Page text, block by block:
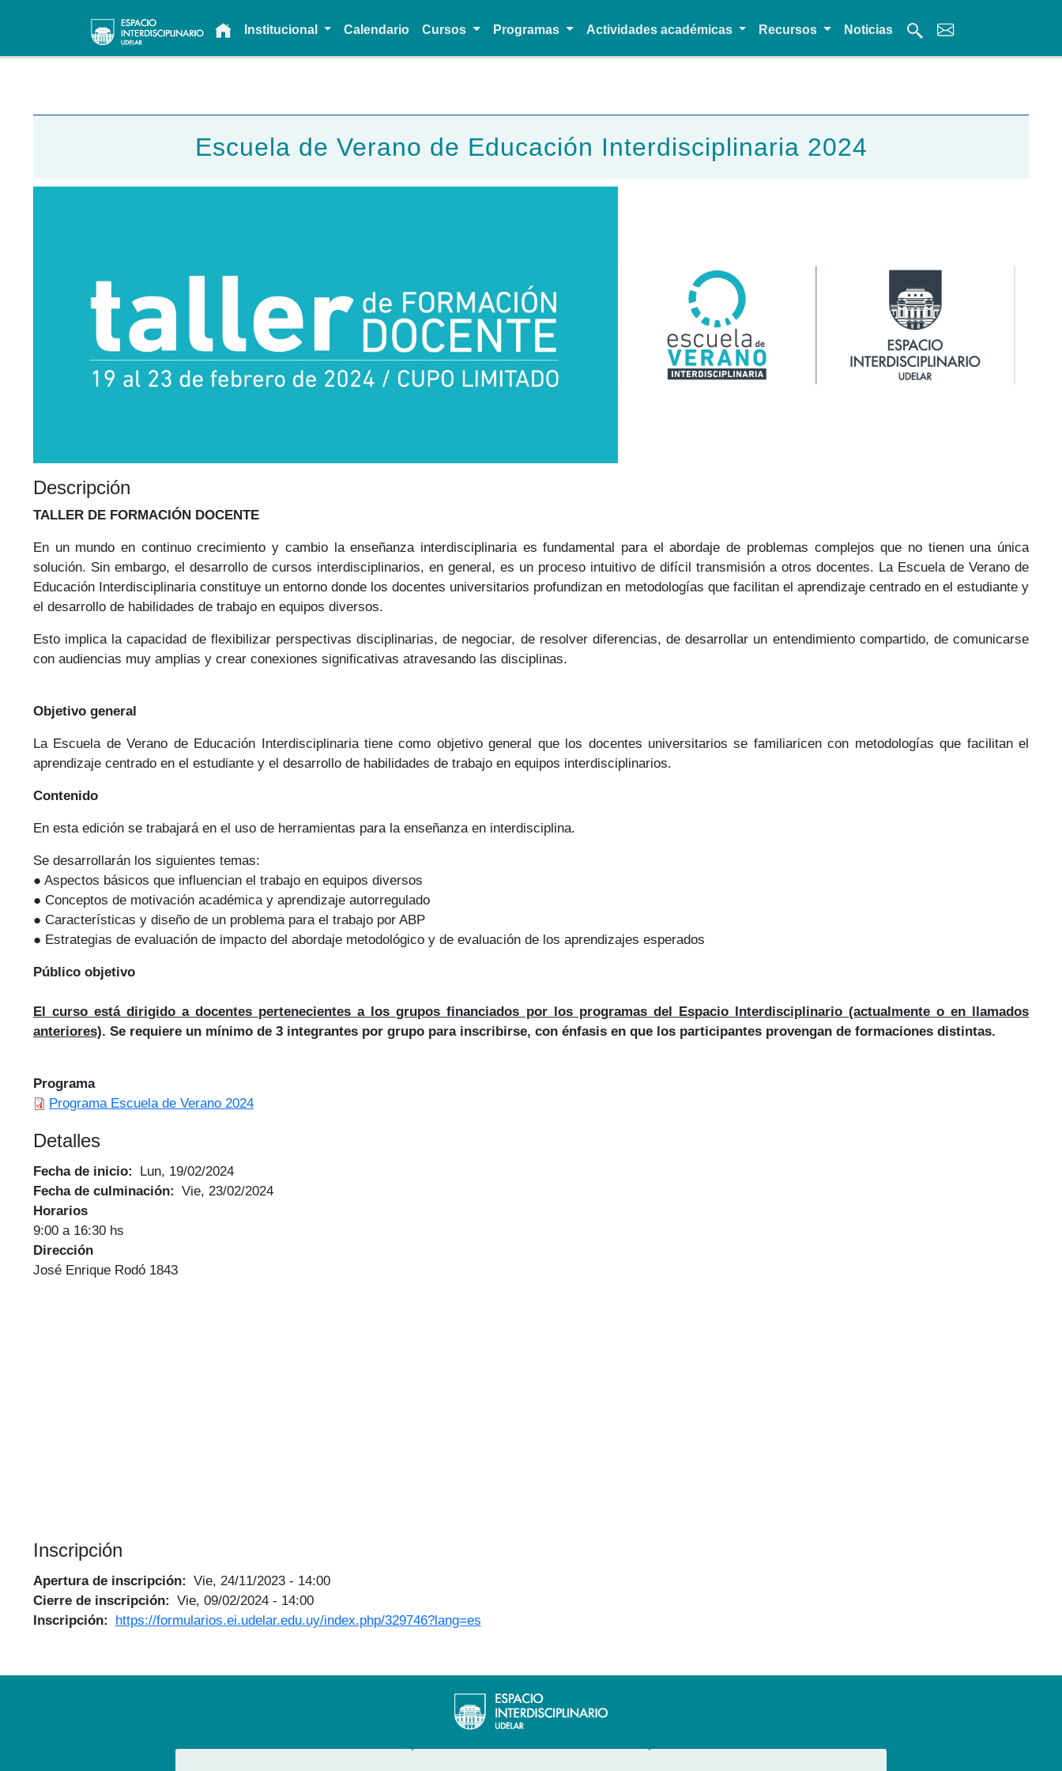
Main navigationInstitucional Calendario Cursos Programas Actividades académicas Recursos Noticias
Escuela de Verano de Educación Interdisciplinaria 2024
Descripción
TALLER DE FORMACIÓN DOCENTE
En un mundo en continuo crecimiento y cambio la enseñanza interdisciplinaria es fundamental para el abordaje de problemas complejos que no tienen una única
solución. Sin embargo, el desarrollo de cursos interdisciplinarios, en general, es un proceso intuitivo de difícil transmisión a otros docentes. La Escuela de Verano de
Educación Interdisciplinaria constituye un entorno donde los docentes universitarios profundizan en metodologías que facilitan el aprendizaje centrado en el estudiante y
el desarrollo de habilidades de trabajo en equipos diversos.
Esto implica la capacidad de flexibilizar perspectivas disciplinarias, de negociar, de resolver diferencias, de desarrollar un entendimiento compartido, de comunicarse
con audiencias muy amplias y crear conexiones significativas atravesando las disciplinas.
Objetivo general
La Escuela de Verano de Educación Interdisciplinaria tiene como objetivo general que los docentes universitarios se familiaricen con metodologías que facilitan el
aprendizaje centrado en el estudiante y el desarrollo de habilidades de trabajo en equipos interdisciplinarios.
Contenido
En esta edición se trabajará en el uso de herramientas para la enseñanza en interdisciplina.
Se desarrollarán los siguientes temas:
● Aspectos básicos que influencian el trabajo en equipos diversos
● Conceptos de motivación académica y aprendizaje autorregulado
● Características y diseño de un problema para el trabajo por ABP
● Estrategias de evaluación de impacto del abordaje metodológico y de evaluación de los aprendizajes esperados
Público objetivo
El curso está dirigido a docentes pertenecientes a los grupos financiados por los programas del Espacio Interdisciplinario (actualmente o en llamados
anteriores). Se requiere un mínimo de 3 integrantes por grupo para inscribirse, con énfasis en que los participantes provengan de formaciones distintas.
Programa
Programa Escuela de Verano 2024
Detalles
Fecha de inicio
Lun, 19/02/2024
Fecha de culminación
Vie, 23/02/2024
Horarios
9:00 a 16:30 hs
Dirección
José Enrique Rodó 1843
Inscripción
Apertura de inscripción
Vie, 24/11/2023 - 14:00
Cierre de inscripción
Vie, 09/02/2024 - 14:00
Inscripción
https://formularios.ei.udelar.edu.uy/index.php/329746?lang=es